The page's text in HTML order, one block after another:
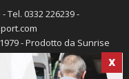
X
Tel. 0332 226239 -
- Prodotto da Sunrise
Marocco -Cookie policy